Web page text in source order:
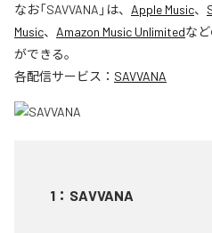
なお「SAVVANA 」は、 Apple Music、
Music、 Amazon Music Unlimitedな
ができる。
各配信サービス： SAVVANA
1 ： SAVVANA